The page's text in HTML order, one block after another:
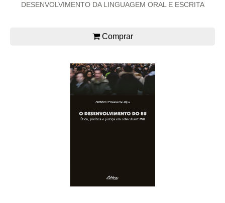
DESENVOLVIMENTO DA LINGUAGEM ORAL E ESCRITA
Comprar